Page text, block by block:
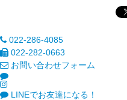
022-286-4085
022-282-0663
お問い合わせフォーム
LINEでお友達になる！